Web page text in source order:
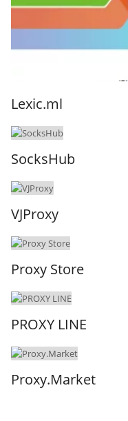
Lexic.ml
SocksHub
VJProxy
Proxy Store
PROXY LINE
Proxy.Market